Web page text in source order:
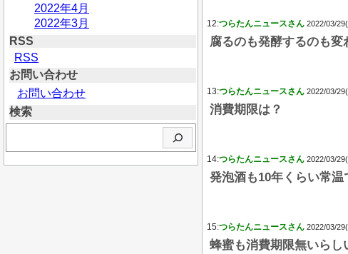
2022年4月
2022年3月
RSS
RSS
お問い合わせ
お問い合わせ
検索
12:つらたんニュースさん 2022/03/
腐るのも発酵するのも変
13:つらたんニュースさん 2022/03/
消費期限は？
14:つらたんニュースさん 2022/03/
発泡酒も10年くらい常
15:つらたんニュースさん 2022/03/
蜂蜜も消費期限無いらし